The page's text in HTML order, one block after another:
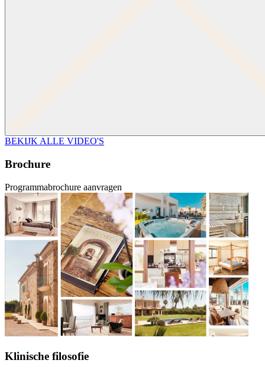
BEKIJK ALLE VIDEO'S
Brochure
Programmabrochure aanvragen
Klinische filosofie